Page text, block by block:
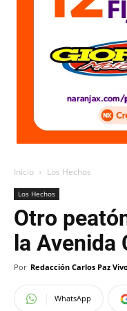
Inicio Los Hechos
Los Hechos
Otro
la Avenida
Por Redacción Carlos Paz
WhatsApp